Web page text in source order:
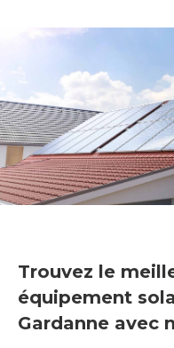
Trouvez le
équipement
Gardanne avec